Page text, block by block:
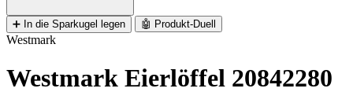
➕ In die Sparkugel legen 🤖 Produkt-Duell
Westmark
Westmark Eierlöffel 20842280